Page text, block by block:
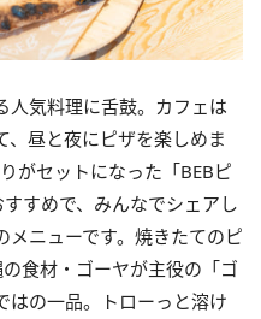
人気料理に舌鼓。カフェは
、昼と夜にピザを楽しめま
がセットになった「BEBピ
すめで、みんなでシェアし
メニューです。焼きたてのピ
食材・ゴーヤが主役の「ゴ
はの一品。トローっと溶け